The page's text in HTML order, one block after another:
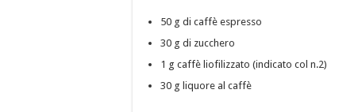
50 g di caffè espresso
30 g di zucchero
1 g caffè liofilizzato (indicato col n.2)
30 g liquore al caffè